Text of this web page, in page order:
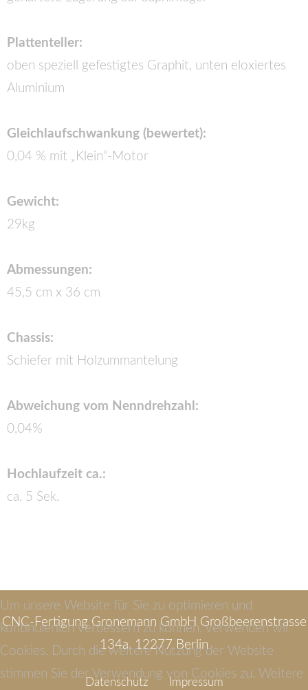
Plattenteller:
oben speziell gefestigtes Graphit, unten eloxiertes
Aluminium
Gleichlaufschwankung (bewertet):
0,04 % mit „Klein“-Motor
Gewicht:
29kg
Abmessungen:
45,5 cm x 36 cm
Chassis:
Schiefer mit Holzummantelung
Abweichung vom Nenndrehzahl:
0,04%
Hochlaufzeit ca.:
ca. 5 Sek.
CNC-Fertigung Gronemann GmbH Großbeerenstrasse
134a, 12277 Berlin
Datenschutz Impressum
Um unsere Website für Sie zu optimieren und
kontinuierlich verbessern zu können, verwenden wir
Cookies. Durch die weitere Nutzung der Website
stimmen Sie der Verwendung von Cookies zu. Weitere